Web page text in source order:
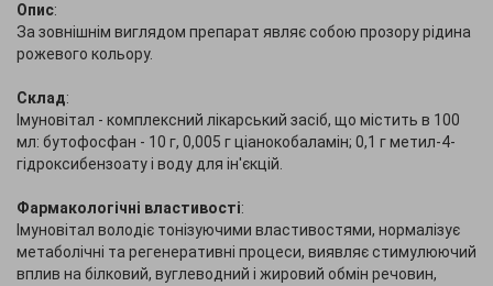
Опис:
За зовнішнім виглядом препарат являє собою прозору рідина
рожевого кольору.
Склад:
Імуновітал - комплексний лікарський засіб, що містить в 100
мл: бутофосфан - 10 г, 0,005 г ціанокобаламін; 0,1 г метил-4-
гідроксибензоату і воду для ін'єкцій.
Фармакологічні властивості:
Імуновітал володіє тонізуючими властивостями, нормалізує
метаболічні та регенеративні процеси, виявляє стимулюючий
вплив на білковий, вуглеводний і жировий обмін речовин,